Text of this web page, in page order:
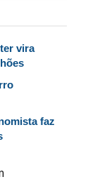
vira
faz